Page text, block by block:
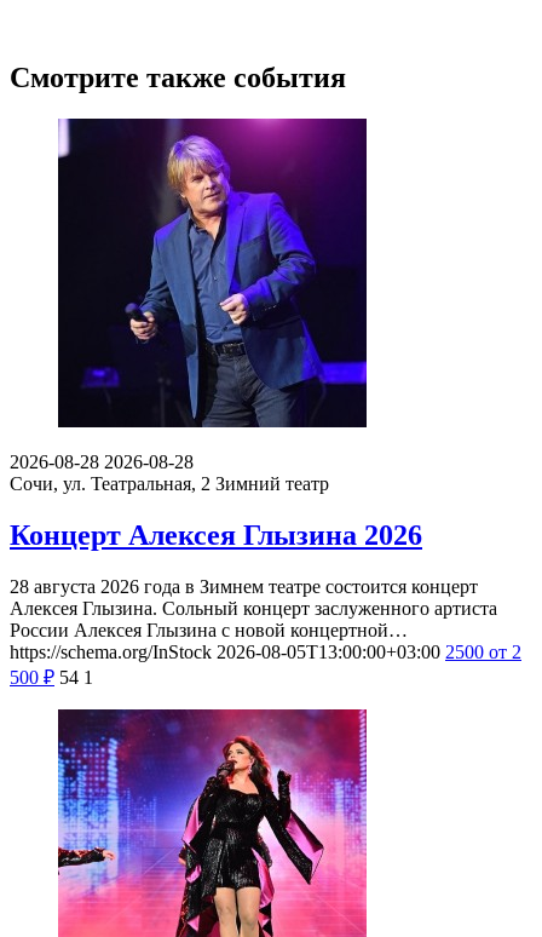
Смотрите также события
2026-08-28 2026-08-28
Сочи, ул. Театральная, 2 Зимний театр
Концерт Алексея Глызина 2026
28 августа 2026 года в Зимнем театре состоится концерт
Алексея Глызина. Сольный концерт заслуженного артиста
России Алексея Глызина с новой концертной…
https://schema.org/InStock 2026-08-05T13:00:00+03:00 2500 от 2
500 ₽ 54 1